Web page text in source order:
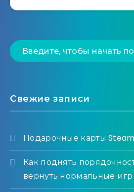
Свежие записи
Подарочные карты
Как поднять
вернуть нормальные